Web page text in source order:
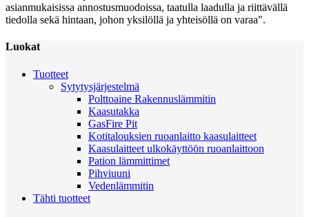
asianmukaisissa annostusmuodoissa, taatulla laadulla ja riittävällä
tiedolla sekä hintaan, johon yksilöllä ja yhteisöllä on varaa".
Luokat
Tuotteet
Sytytysjärjestelmä
Polttoaine Rakennuslämmitin
Kaasutakka
GasFire Pit
Kotitalouksien ruoanlaitto kaasulaitteet
Kaasulaitteet ulkokäyttöön ruoanlaittoon
Pation lämmittimet
Pihviuuni
Vedenlämmitin
Tähti tuotteet